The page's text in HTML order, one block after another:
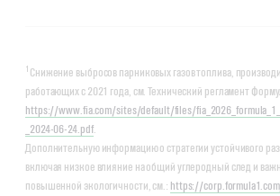
1 Снижение выбросов парниковых газов топлива,
работающих с 2021 года, см. Технический регламент
https://www.fia.com/sites/default/files/
_2024-06-24.pdf.
Дополнительную информацию о стратегии устойчивого
включая низкое влияние на общий углеродный след и
повышенной экологичности, см.: https://